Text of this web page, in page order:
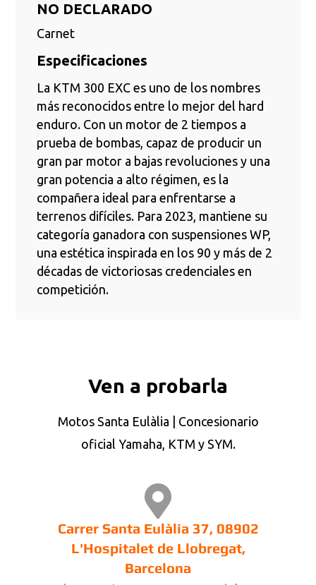
NO DECLARADO
Carnet
Especificaciones
La KTM 300 EXC es uno de los nombres
más reconocidos entre lo mejor del hard
enduro. Con un motor de 2 tiempos a
prueba de bombas, capaz de producir un
gran par motor a bajas revoluciones y una
gran potencia a alto régimen, es la
compañera ideal para enfrentarse a
terrenos difíciles. Para 2023, mantiene su
categoría ganadora con suspensiones WP,
una estética inspirada en los 90 y más de 2
décadas de victoriosas credenciales en
competición.
Ven a probarla
Motos Santa Eulàlia | Concesionario
oficial Yamaha, KTM y SYM.
Carrer Santa Eulàlia 37, 08902
L'Hospitalet de Llobregat,
Barcelona